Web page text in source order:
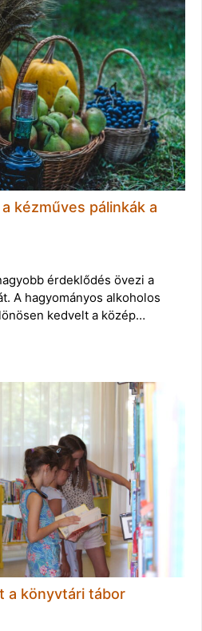
kézműves pálinkák a
érdeklődés övezi a
A hagyományos alkoholos
kedvelt a közép…
a könyvtári tábor